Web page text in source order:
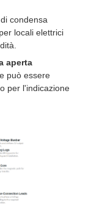
condensa
locali elettrici
aperta
può essere
per l'indicazione